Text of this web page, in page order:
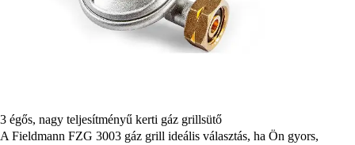
3 égős, nagy teljesítményű kerti gáz grillsütő
A Fieldmann FZG 3003 gáz grill ideális választás, ha Ön gyors,